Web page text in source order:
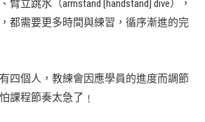
臂立跳水（armstand [handstand] dive），
都需要更多時間與練習，循序漸進的完
四個人，教練會因應學員的進度而調節
課程節奏太急了﹗